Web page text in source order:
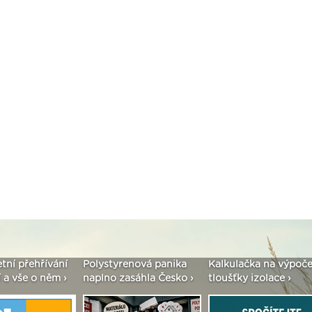
panika
Česko ›
Kalkulačka na výpočet
tloušťky izolace ›
Seriál: Fasády ETICS
vše podstatné v